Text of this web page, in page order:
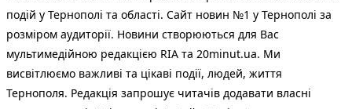
подій у Тернополі та області. Сайт новин №1 у Тернополі за
розміром аудиторії. Новини створюються для Вас
мультимедійною редакцією RIA та 20minut.ua. Ми
висвітлюємо важливі та цікаві події, людей, життя
Тернополя. Редакція запрошує читачів додавати власні